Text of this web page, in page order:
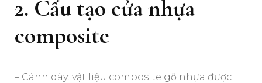
2. Cấu tạo cửa nhựa
composite
– Cánh dày: vật liệu composite gỗ nhựa được